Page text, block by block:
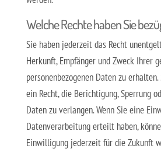
Welche Rechte haben Sie
Sie haben jederzeit das Recht
Herkunft, Empfänger und Zweck Ihrer
personenbezogenen Daten zu
ein Recht, die Berichtigung, Sperrung
Daten zu verlangen. Wenn Sie eine
Datenverarbeitung erteilt haben,
Einwilligung jederzeit für die Zukunft